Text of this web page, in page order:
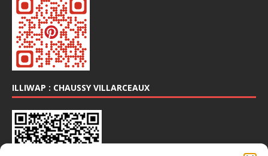
ILLIWAP : CHAUSSY VILLARCEAUX